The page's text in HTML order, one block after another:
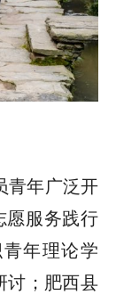
青年广泛开
愿服务践行
年理论学
讨；肥西县